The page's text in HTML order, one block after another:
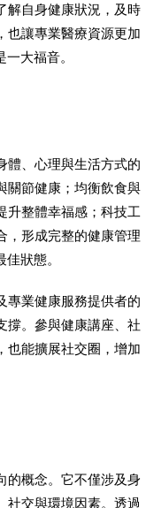
解自身健康狀況，及時
也讓專業醫療資源更加
大福音。
體、心理與生活方式的
關節健康；均衡飲食與
升整體幸福感；科技工
，形成完整的健康管理
狀態。
專業健康服務提供者的
撐。參與健康講座、社
也能擴展社交圈，增加
的概念。它不僅涉及身
社交與環境因素。透過